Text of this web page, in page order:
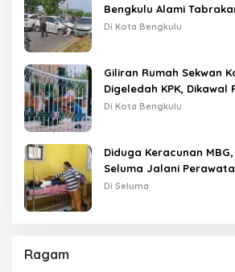
Bengkulu Alami
Lampu Merah
Di Kota Bengkulu
Giliran Rumah Sekwan
Digeledah KPK, Dikawal
Di Kota Bengkulu
Diduga Keracunan MBG,
Seluma Jalani
Tais
Di Seluma
Ragam